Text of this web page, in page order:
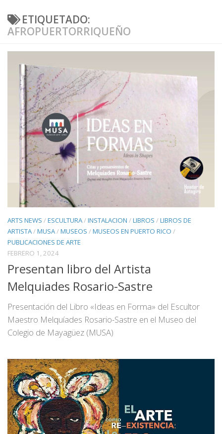
ETIQUETADO:
AFROPUERTORRIQUEÑO
ARTS NEWS /ESCULTURA/INSTALACION /LIBROS /LIBROS DE
ARTISTA/MUSA/MUSEOS /MUSEOS EN PUERTO RICO /
PUBLICACIONES DE ARTE
FEBRERO 1, 2024
Presentan libro del Artista
Melquiades Rosario-Sastre
Presentación del Libro «Ideas en Forma» del Escultor
Maestro Melquíades Rosario-Sastre en el Museo del
Colegio de Mayagüez (MUSA)